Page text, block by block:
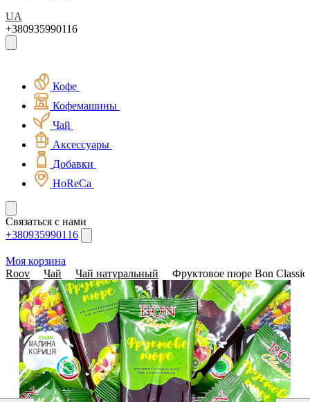
UA
+380935990116
Кофе
Кофемашины
Чай
Аксессуары
Добавки
HoReCa
Связаться с нами
+380935990116
Моя корзина
Roov
Чай Чай натуральный Фруктовое пюре Bon